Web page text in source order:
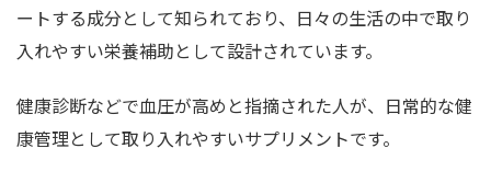
ートする成分として知られており、日々の生活の中で取り
入れやすい栄養補助として設計されています。
健康診断などで血圧が高めと指摘された人が、日常的な健
康管理として取り入れやすいサプリメントです。